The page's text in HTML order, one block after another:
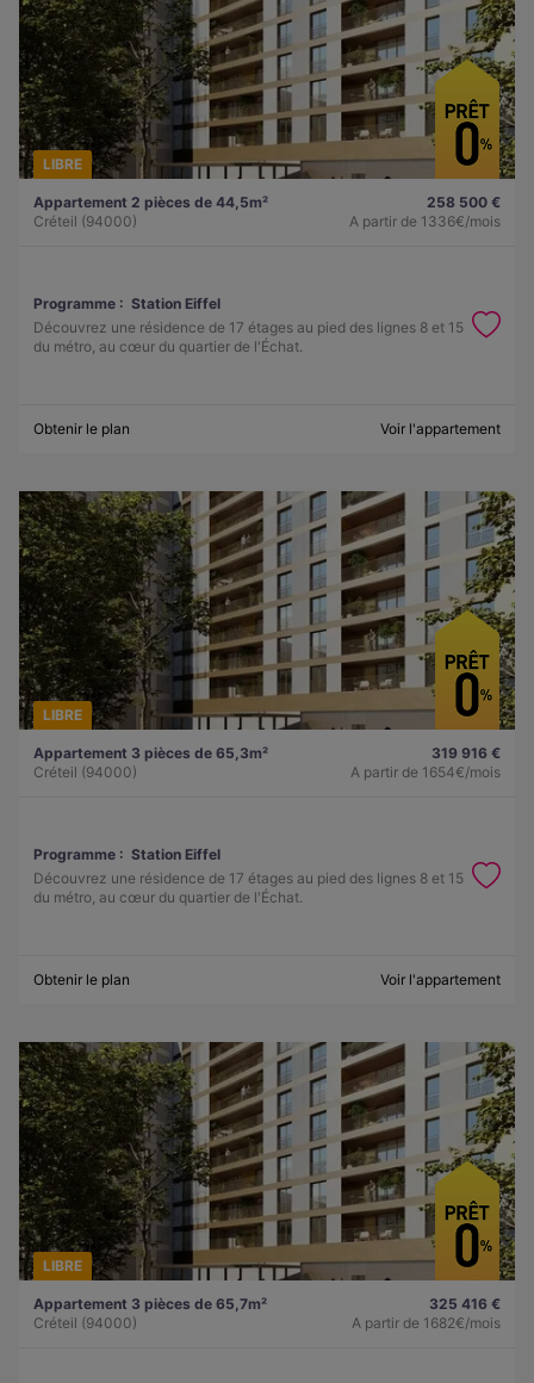
LIBRE
Appartement 2 pièces de 44,5m²
Créteil (94000)
258 500 €
A partir de 1336€/mois
Programme : Station Eiffel
Découvrez une résidence de 17 étages au pied des lignes 8 et 15
du métro, au cœur du quartier de l'Échat.
Obtenir le plan Voir l'appartement
LIBRE
Appartement 3 pièces de 65,3m²
Créteil (94000)
319 916 €
A partir de 1654€/mois
Programme : Station Eiffel
Découvrez une résidence de 17 étages au pied des lignes 8 et 15
du métro, au cœur du quartier de l'Échat.
Obtenir le plan Voir l'appartement
LIBRE
Appartement 3 pièces de 65,7m²
Créteil (94000)
325 416 €
A partir de 1682€/mois